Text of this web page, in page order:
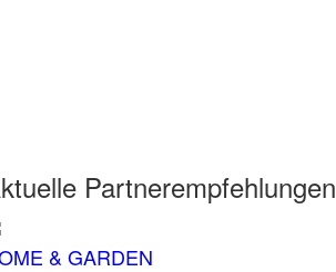
Partnerempfehlungen
& GARDEN